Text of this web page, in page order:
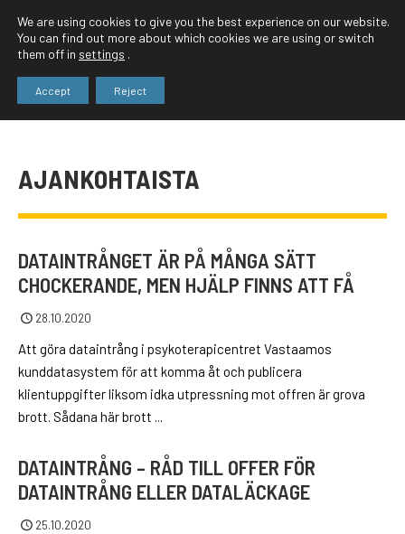
AJANKOHTAISTA
DATAINTRÅNGET ÄR PÅ MÅNGA SÄTT
CHOCKERANDE, MEN HJÄLP FINNS ATT FÅ
28.10.2020
Att göra dataintrång i psykoterapicentret Vastaamos
kunddatasystem för att komma åt och publicera
klientuppgifter liksom idka utpressning mot offren är grova
brott. Sådana här brott ...
DATAINTRÅNG – RÅD TILL OFFER FÖR
DATAINTRÅNG ELLER DATALÄCKAGE
25.10.2020
We are using cookies to give you the best experience on our website.
You can find out more about which cookies we are using or switch
them off in settings .
Accept Reject